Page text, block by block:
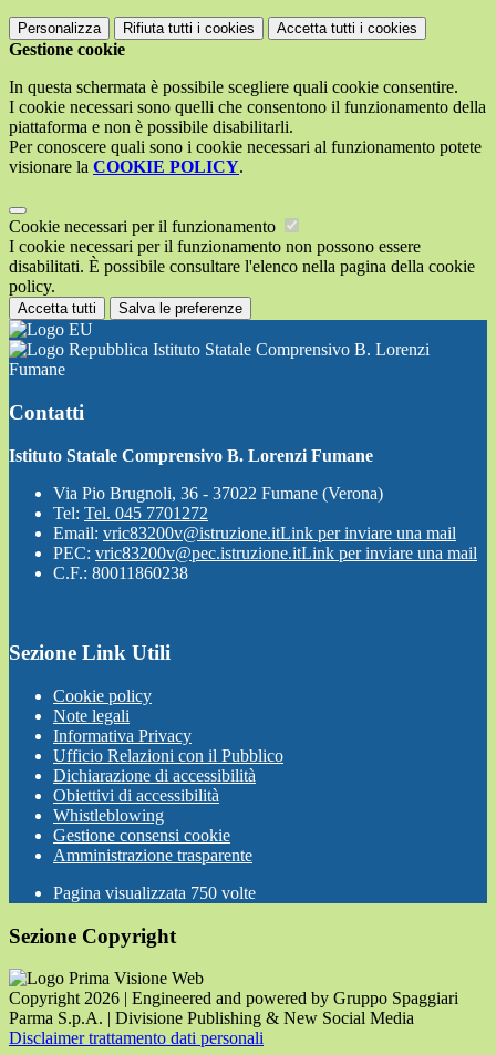
Personalizza Rifiuta tutti i cookies Accetta tutti i cookies
Gestione cookie
In questa schermata è possibile scegliere quali cookie consentire.
I cookie necessari sono quelli che consentono il funzionamento della
piattaforma e non è possibile disabilitarli.
Per conoscere quali sono i cookie necessari al funzionamento potete
visionare la COOKIE POLICY.
Cookie necessari per il funzionamento
I cookie necessari per il funzionamento non possono essere
disabilitati. È possibile consultare l'elenco nella pagina della cookie
policy.
Accetta tutti Salva le preferenze
Istituto Statale Comprensivo B. Lorenzi
Fumane
Contatti
Istituto Statale Comprensivo B. Lorenzi Fumane
Via Pio Brugnoli, 36 - 37022 Fumane (Verona)
Tel: Tel. 045 7701272
Email: vric83200v@istruzione.itLink per inviare una mail
PEC: vric83200v@pec.istruzione.itLink per inviare una mail
C.F.: 80011860238
Sezione Link Utili
Cookie policy
Note legali
Informativa Privacy
Ufficio Relazioni con il Pubblico
Dichiarazione di accessibilità
Obiettivi di accessibilità
Whistleblowing
Gestione consensi cookie
Amministrazione trasparente
Pagina visualizzata 750 volte
Sezione Copyright
Copyright 2026 | Engineered and powered by Gruppo Spaggiari
Parma S.p.A. | Divisione Publishing & New Social Media
Disclaimer trattamento dati personali